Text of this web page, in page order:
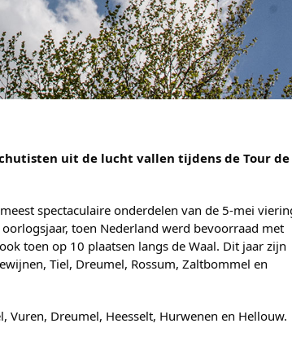
uit de lucht vallen tijdens de Tour de
spectaculaire onderdelen van de 5-mei
toen Nederland werd bevoorraad met
toen op 10 plaatsen langs de Waal. Dit jaar zijn
Tiel, Dreumel, Rossum, Zaltbommel en
Vuren, Dreumel, Heesselt, Hurwenen en Hellouw.